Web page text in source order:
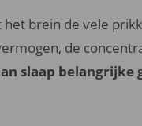
brein de vele
de
slaap belangrijke